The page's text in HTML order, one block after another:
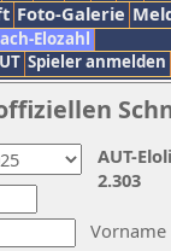
Foto-Galerie
Elozahl
Spieler anmelden
Vorname
AUT-
2.303